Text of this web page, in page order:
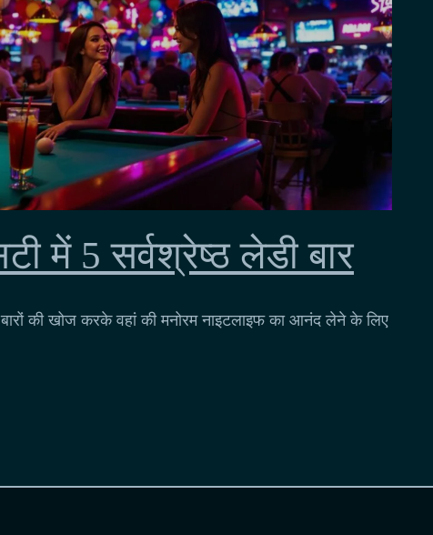
में 5 सर्वश्रेष्ठ लेडी बार
बारों की खोज करके वहां की मनोरम नाइटलाइफ का आनंद लेने के लिए